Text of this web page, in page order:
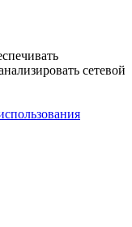
сетевой